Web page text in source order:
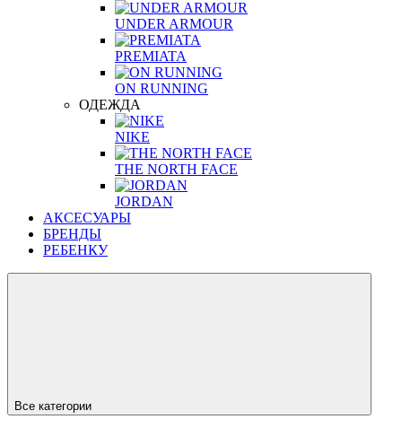
UNDER ARMOUR
PREMIATA
ON RUNNING
ОДЕЖДА
NIKE
THE NORTH FACE
JORDAN
АКСЕСУАРЫ
БРЕНДЫ
РЕБЕНКУ
Все категории